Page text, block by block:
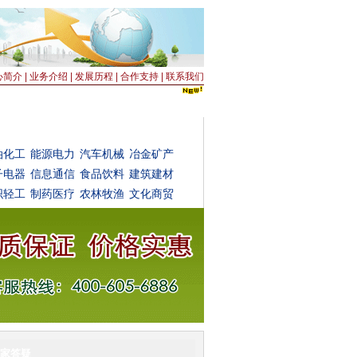
简介 业务介绍 发展历程 合作支持
联系我们
化工 能源电力 汽车机械 冶金矿产
电器 信息通信 食品饮料 建筑建材
轻工 制药医疗 农林牧渔 文化商贸